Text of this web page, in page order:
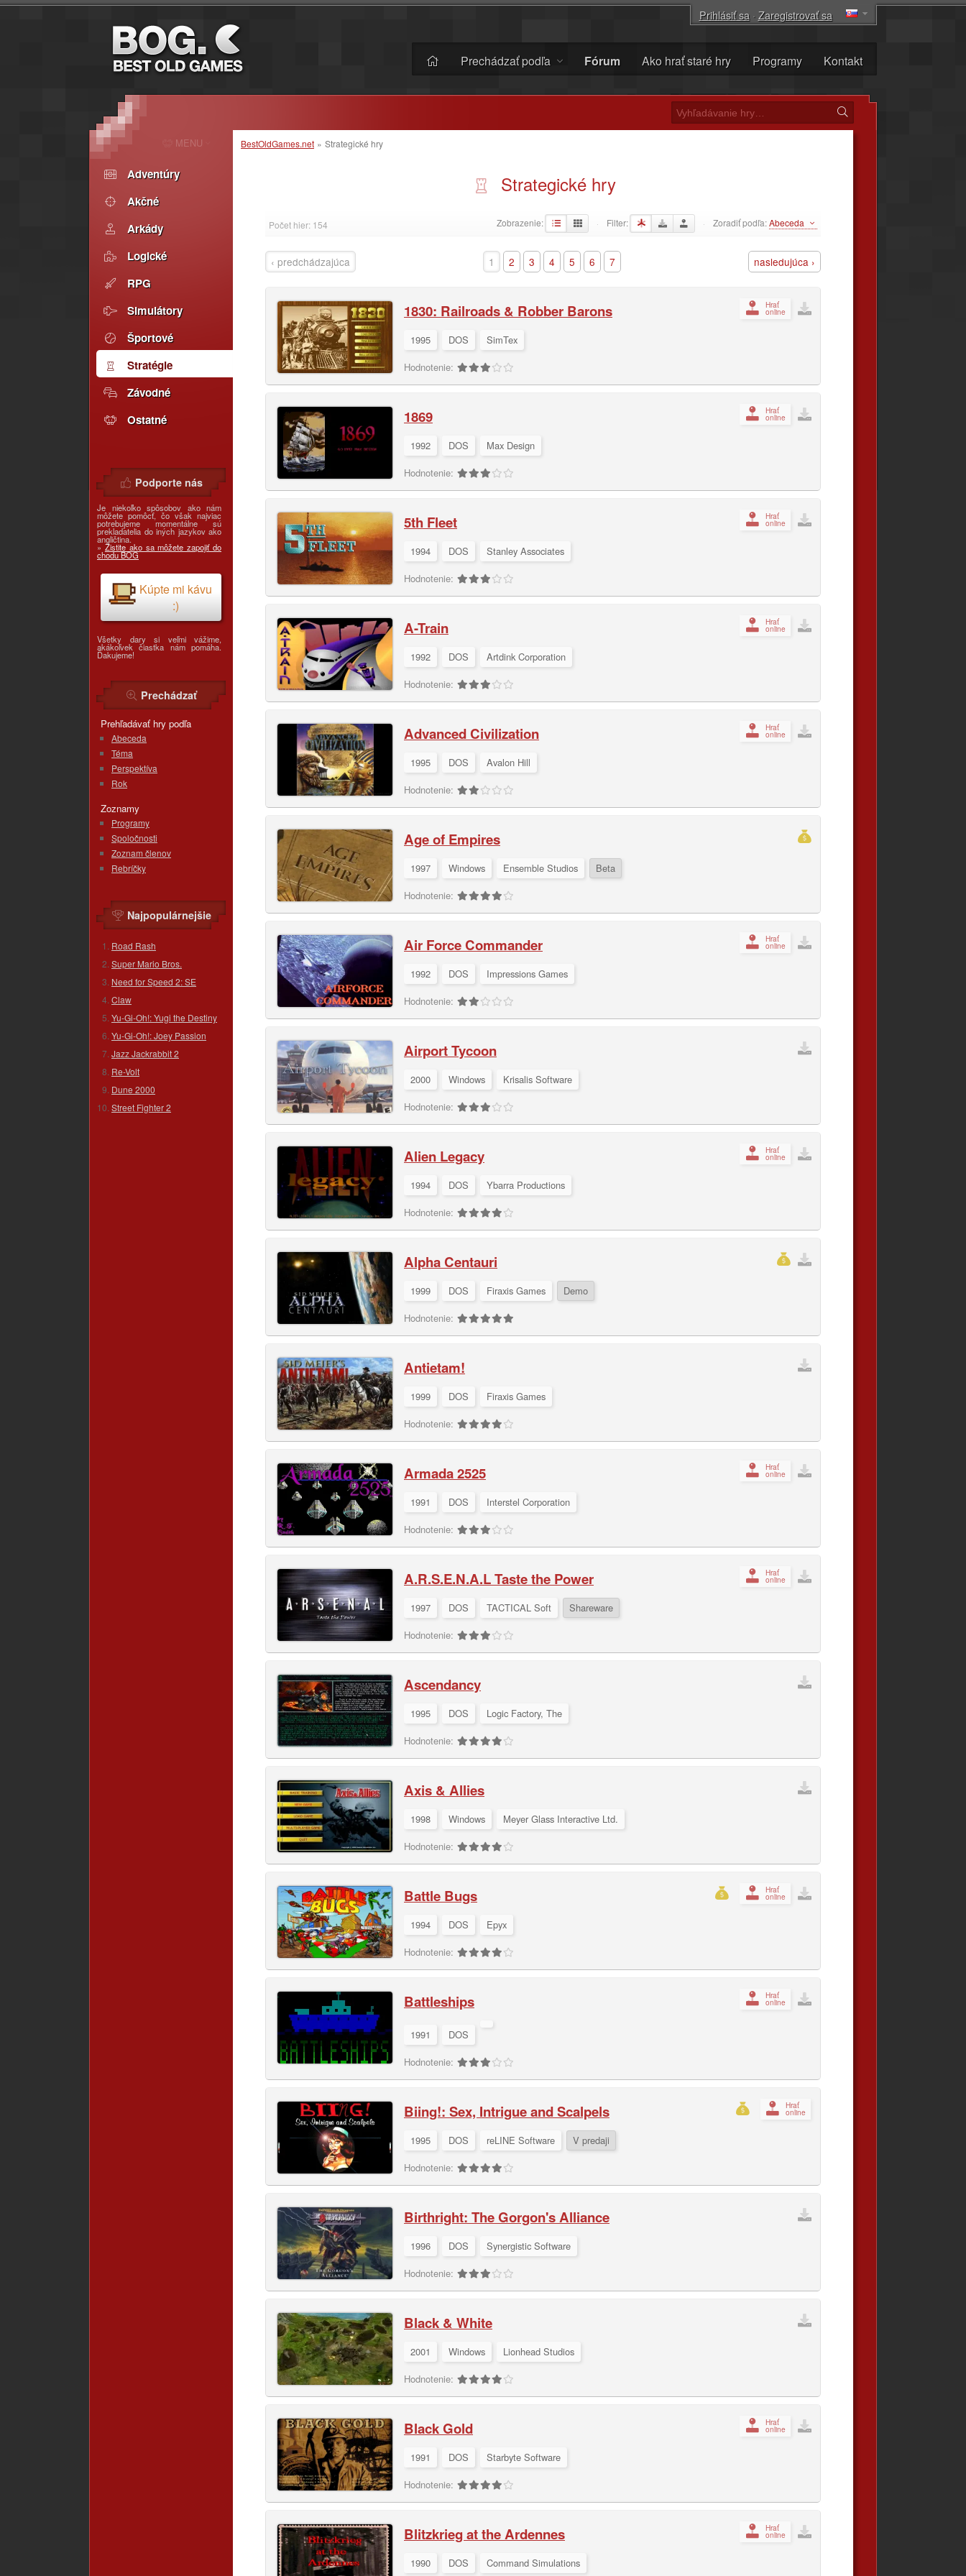
Prihlásiť sa·Zaregistrovať sa
Prechádzať podľa Fórum Ako hrať staré hry Programy Kontakt
BestOldGames.net » Strategické hry
Strategické hry
Počet hier: 154 Zobrazenie: · Filter: · Zoradiť podľa:Abeceda
‹ predchádzajúca 1 2 3 4 5 6 7 nasledujúca ›
Hrať
online
1830: Railroads & Robber Barons
1995 DOS
SimTex
Hodnotenie:
Hrať
online
1869
1992 DOS
Max Design
Hodnotenie:
Hrať
online
5th Fleet
1994 DOS
Stanley Associates
Hodnotenie:
Hrať
online
A-Train
1992 DOS
Artdink Corporation
Hodnotenie:
Hrať
online
Advanced Civilization
1995 DOS
Avalon Hill
Hodnotenie:
Age of Empires
1997 Windows Ensemble Studios
Beta
Hodnotenie:
Hrať
online
Air Force Commander
1992 DOS
Impressions Games
Hodnotenie:
Airport Tycoon
2000 Windows
Krisalis Software
Hodnotenie:
Hrať
online
Alien Legacy
1994 DOS
Ybarra Productions
Hodnotenie:
Alpha Centauri
1999 DOS Firaxis Games
Demo
Hodnotenie:
Antietam!
1999 DOS
Firaxis Games
Hodnotenie:
Hrať
online
Armada 2525
1991 DOS
Interstel Corporation
Hodnotenie:
Hrať
online
A.R.S.E.N.A.L Taste the Power
1997 DOS TACTICAL Soft
Shareware
Hodnotenie:
Ascendancy
1995 DOS
Logic Factory, The
Hodnotenie:
Axis & Allies
1998 Windows
Meyer Glass Interactive Ltd.
Hodnotenie:
Hrať
online
Battle Bugs
1994 DOS
Epyx
Hodnotenie:
Hrať
online
Battleships
1991
DOS
Hodnotenie:
Hrať
online
Biing!: Sex, Intrigue and Scalpels
1995 DOS reLINE Software
V predaji
Hodnotenie:
Birthright: The Gorgon's Alliance
1996 DOS
Synergistic Software
Hodnotenie:
Black & White
2001 Windows
Lionhead Studios
Hodnotenie:
Hrať
online
Black Gold
1991 DOS
Starbyte Software
Hodnotenie:
Hrať
online
Blitzkrieg at the Ardennes
1990 DOS Command Simulations
MENU
Adventúry
Akčné
Arkády
Logické
RPG
Simulátory
Športové
Stratégie
Závodné
Ostatné
Podporte nás
Je niekoľko spôsobov ako nám
môžete pomôcť, čo však najviac
potrebujeme momentálne sú
prekladatelia do iných jazykov ako
angličtina.
» Zistite ako sa môžete zapojiť do
chodu BOG
Kúpte mi kávu
:)
Všetky dary si veľmi vážime,
akákoľvek čiastka nám pomáha.
Ďakujeme!
Prechádzať
Prehľadávať hry podľa
Abeceda
Téma
Perspektíva
Rok
Zoznamy
Programy
Spoločnosti
Zoznam členov
Rebríčky
Najpopulárnejšie
Road Rash
Super Mario Bros.
Need for Speed 2: SE
Claw
Yu-Gi-Oh!: Yugi the Destiny
Yu-Gi-Oh!: Joey Passion
Jazz Jackrabbit 2
Re-Volt
Dune 2000
Street Fighter 2